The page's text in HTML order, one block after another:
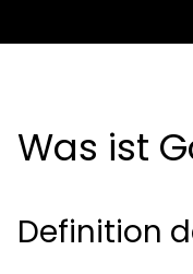
Was ist
Definition